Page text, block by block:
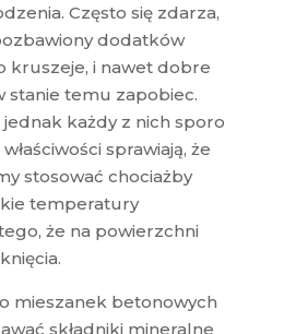
Często się zdarza,
dodatków
kruszeje, i nawet dobre
stanie temu zapobiec.
każdy z nich sporo
sprawiają, że
stosować chociażby
temperatury
że na powierzchni
mieszanek betonowych
składniki mineralne